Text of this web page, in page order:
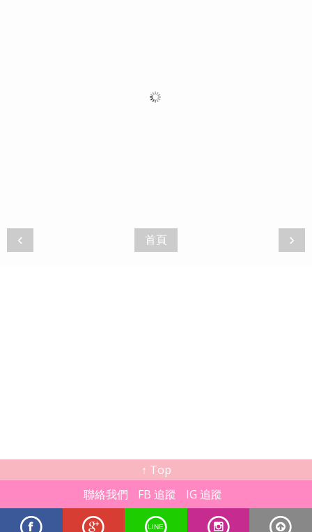
‹ ›
首頁
↑ Top
聯絡我們
FB 追蹤 IG 追蹤
LINE